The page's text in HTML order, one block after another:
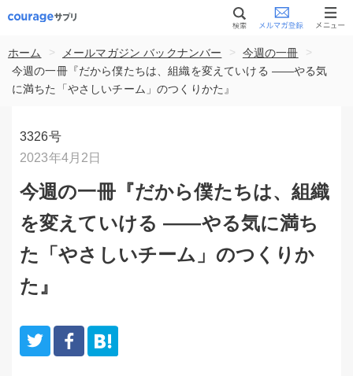
ホーム > メールマガジン バックナンバー > 今週の一冊
>
今週の一冊『だから僕たちは、組織を変えていける ――やる気
に満ちた「やさしいチーム」のつくりかた』
3326号
2023年4月2日
今週の一冊『だから僕たちは、組織
を変えていける ――やる気に満ち
た「やさしいチーム」のつくりか
た』